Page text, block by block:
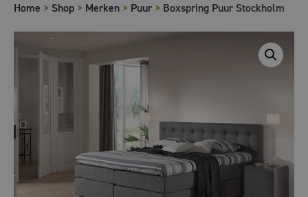
Home > Shop > Merken > Puur> Boxspring Puur Stockholm